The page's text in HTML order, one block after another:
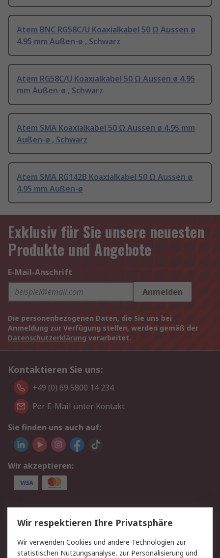
Atem BNC RG58C/U Koaxialkabel 50 Ω Aussen ø
4.95 mm Außen-ø , Schwarz
Atem RG58C/U Koaxialkabel 50 Ω Aussen ø 4.95
mm Außen-ø , Schwarz
Atem SMA Koaxialkabel 50 Ω Aussen ø 4.95 mm
Außen-ø , Schwarz
Atem SMA RG142B Koaxialkabel 50 Ω Aussen ø
4.95 mm Außen-ø
Exklusiv für Sie unsere neuesten
Produkte und Angebote
E-Mail-Anschrift
Anmelden
Die personenbezogenen Daten, die Sie uns bei
Anmeldung zur Verfügung stellen, werden gemäß der
Datenschutzerklärung verarbeitet.
Kontaktieren Sie uns:
+49 (0) 69 5800 14 234
Per E-Mail unter Kontakt
Sie finden uns auch auf:
Wir akzeptieren:
Service
Value Added Services
Lieferlösungen
Rücksendungen
Kontakt
Wir respektieren Ihre Privatsphäre
Wir verwenden Cookies und andere Technologien zur
statistischen Nutzungsanalyse, zur Personalisierung und